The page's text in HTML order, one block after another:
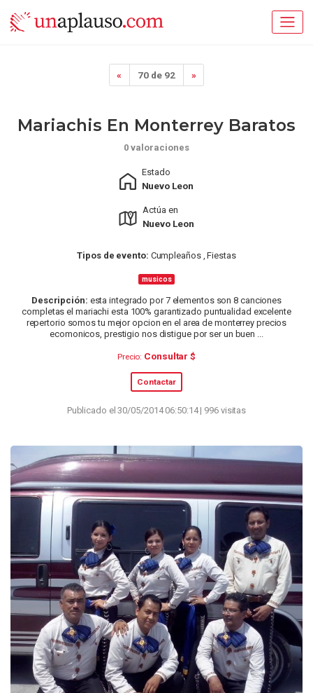
« 70 de 92 »
Mariachis En Monterrey Baratos
0 valoraciones
Estado
Nuevo Leon
Actúa en
Nuevo Leon
Tipos de evento: Cumpleaños , Fiestas
musicos
Descripción: esta integrado por 7 elementos son 8 canciones
completas el mariachi esta 100% garantizado puntualidad excelente
repertorio somos tu mejor opcion en el area de monterrey precios
ecomonicos, prestigio nos distigue por ser un buen ...
Precio: Consultar $
Contactar
Publicado el 30/05/2014 06:50:14 | 996 visitas